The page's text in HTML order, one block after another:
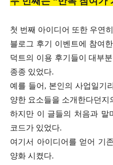
첫 번째 아이디어 또한 우연
블로그 후기 이벤트에 참여
덕트의 이용 후기들이 대부
종종 있었다.
예를 들어, 본인의 사업일기
양한 요소들을 소개한다던지
하지만 이 글들의 처음과 말
코드가 있었다.
여기서 아이디어를 얻어 기
양화 시켰다.